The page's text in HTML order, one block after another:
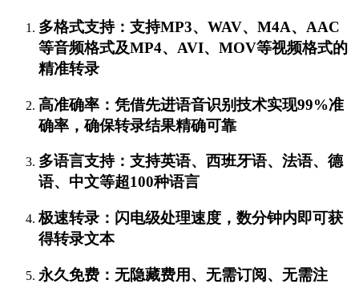
多格式支持：支持MP3、WAV、M4A、AAC
等音频格式及MP4、AVI、MOV等视频格式的
精准转录
高准确率：凭借先进语音识别技术实现99%准
确率，确保转录结果精确可靠
多语言支持：支持英语、西班牙语、法语、德
语、中文等超100种语言
极速转录：闪电级处理速度，数分钟内即可获
得转录文本
永久免费：无隐藏费用、无需订阅、无需注